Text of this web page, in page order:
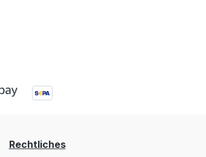
Rechtliches